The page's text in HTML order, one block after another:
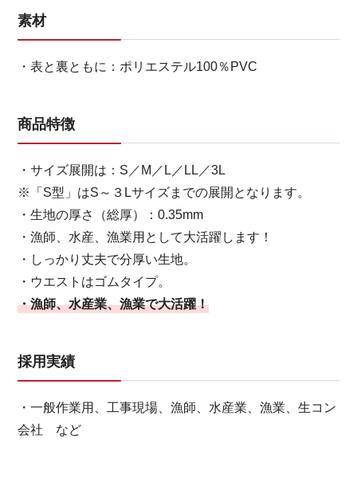
素材
・表と裏ともに：ポリエステル100％PVC
商品特徴
・サイズ展開は：S／M／L／LL／3L
※「S型」はS～３Lサイズまでの展開となります。
・生地の厚さ（総厚）：0.35mm
・漁師、水産、漁業用として大活躍します！
・しっかり丈夫で分厚い生地。
・ウエストはゴムタイプ。
・漁師、水産業、漁業で大活躍！
採用実績
・一般作業用、工事現場、漁師、水産業、漁業、生コン
会社 など